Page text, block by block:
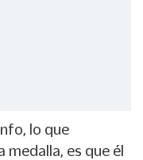
lo que
medalla, es que él